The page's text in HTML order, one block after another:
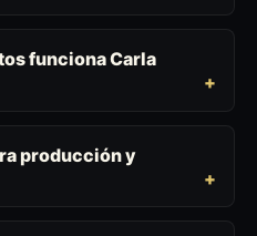
funciona Carla
producción y